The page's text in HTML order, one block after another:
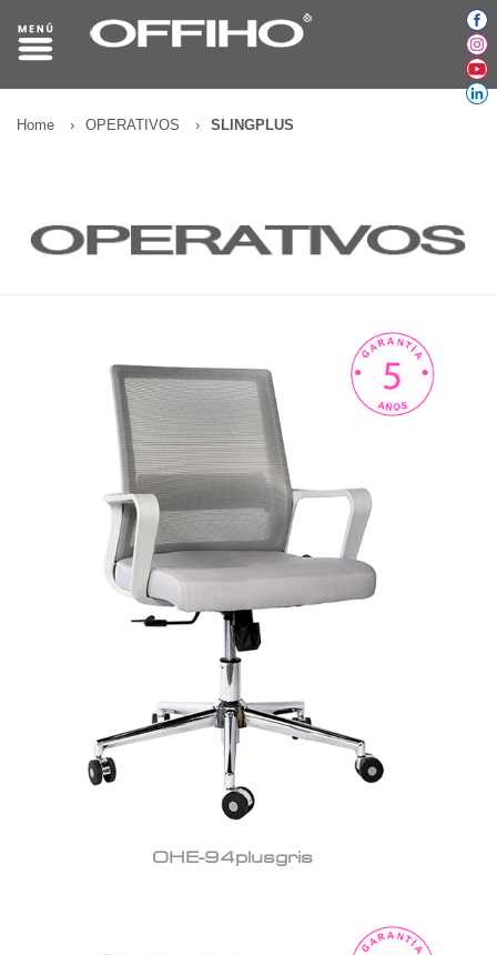
Home › OPERATIVOS › SLINGPLUS
OHE-94plusgris